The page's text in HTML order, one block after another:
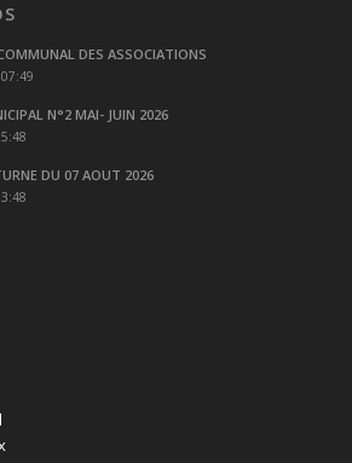
DES ASSOCIATIONS
N°2 MAI- JUIN 2026
DU 07 AOUT 2026